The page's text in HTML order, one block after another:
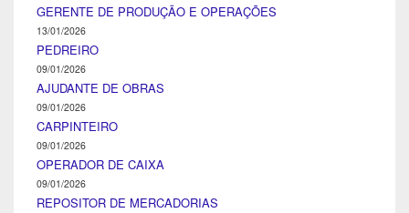
GERENTE DE PRODUÇÃO E OPERAÇÕES
13/01/2026
PEDREIRO
09/01/2026
AJUDANTE DE OBRAS
09/01/2026
CARPINTEIRO
09/01/2026
OPERADOR DE CAIXA
09/01/2026
REPOSITOR DE MERCADORIAS